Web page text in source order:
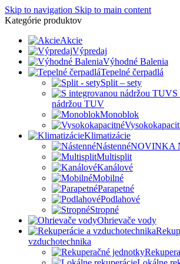
Skip to navigation Skip to main content
Kategórie produktov
Akcie
Výpredaj
Výhodné Balenia
Tepelné čerpadlá
Split – sety
S
nádržou TUV
Monoblok
Klimatizácie
NástennéNOVINKA
Multisplit
Kanálové
Mobilné
Parapetné
Podlahové
Stropné
Ohrievače vody
vzduchotechnika